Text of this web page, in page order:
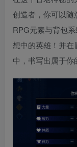
创造者，你可以随
RPG元素与背包
想中的英雄！并在
中，书写出属于你